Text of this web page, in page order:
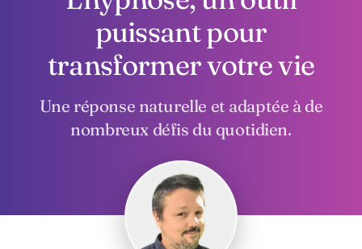
puissant pour
transformer votre vie
Une réponse naturelle et adaptée à de
nombreux défis du quotidien.